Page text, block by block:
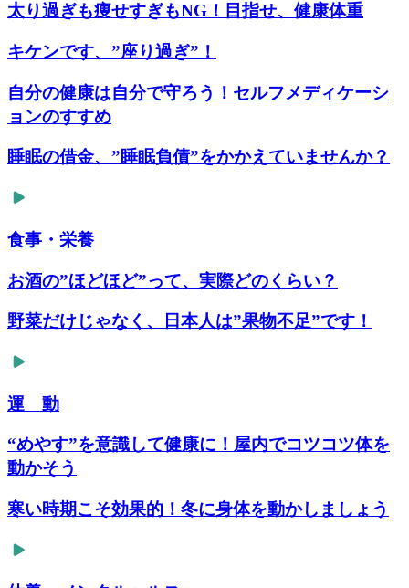
太り過ぎも痩せすぎもNG！目指せ、健康体重
キケンです、”座り過ぎ”！
自分の健康は自分で守ろう！セルフメディケーシ
ョンのすすめ
睡眠の借金、”睡眠負債”をかかえていませんか？
食事・栄養
お酒の”ほどほど”って、実際どのくらい？
野菜だけじゃなく、日本人は”果物不足”です！
運 動
“めやす”を意識して健康に！屋内でコツコツ体を
動かそう
寒い時期こそ効果的！冬に身体を動かしましょう